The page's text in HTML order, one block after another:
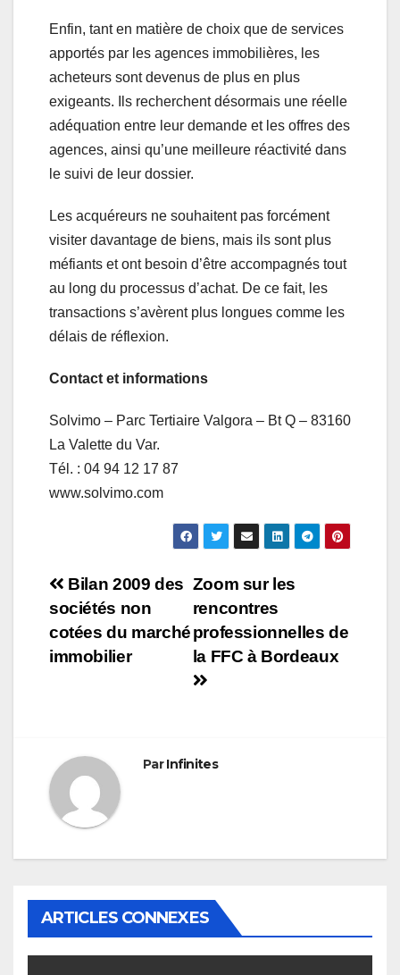
Enfin, tant en matière de choix que de services
apportés par les agences immobilières, les
acheteurs sont devenus de plus en plus
exigeants. Ils recherchent désormais une réelle
adéquation entre leur demande et les offres des
agences, ainsi qu’une meilleure réactivité dans
le suivi de leur dossier.
Les acquéreurs ne souhaitent pas forcément
visiter davantage de biens, mais ils sont plus
méfiants et ont besoin d’être accompagnés tout
au long du processus d’achat. De ce fait, les
transactions s’avèrent plus longues comme les
délais de réflexion.
Contact et informations
Solvimo – Parc Tertiaire Valgora – Bt Q – 83160
La Valette du Var.
Tél. : 04 94 12 17 87
www.solvimo.com
Navigation
de
l’article
Zoom sur les
rencontres
professionnelles de
la FFC à Bordeaux
Bilan 2009 des
sociétés non
cotées du marché
immobilier
ParInfinites
ARTICLES CONNEXES